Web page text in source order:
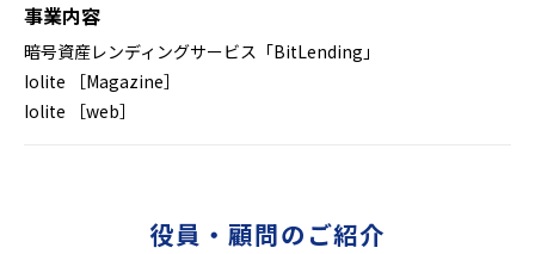
事業内容
暗号資産レンディングサービス「BitLending」
Iolite ［Magazine］
Iolite ［web］
役員・顧問のご紹介